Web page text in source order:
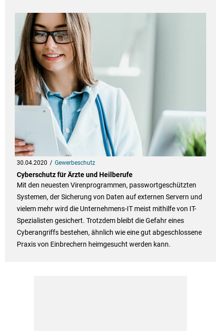
30.04.2020 Gewerbeschutz
Cyberschutz für Ärzte und Heilberufe
Mit den neuesten Virenprogrammen, passwortgeschützten
Systemen, der Sicherung von Daten auf externen Servern und
vielem mehr wird die Unternehmens-IT meist mithilfe von IT-
Spezialisten gesichert. Trotzdem bleibt die Gefahr eines
Cyberangriffs bestehen, ähnlich wie eine gut abgeschlossene
Praxis von Einbrechern heimgesucht werden kann.